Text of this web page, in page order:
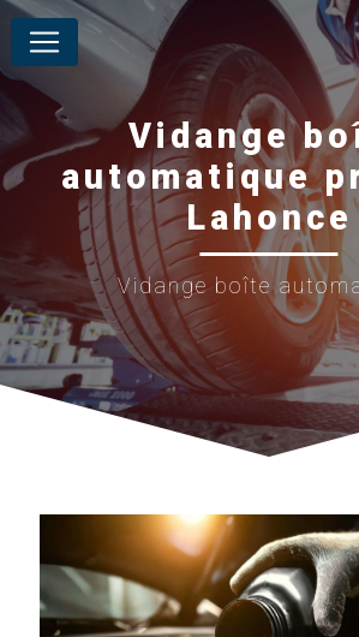
Vidange
automatique
Lahonce
Vidange boîte
Panneau de gestion des cookies